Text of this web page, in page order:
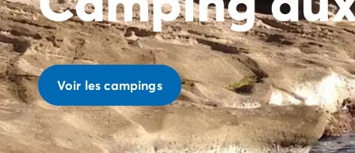
Camping Bordeaux
Camping Les Landes
Camping Biscarrosse
Camping Hossegor
Camping Messanges
Camping Mimizan
Camping Pyrénées Atlantiques
Camping Biarritz
Voir les campings